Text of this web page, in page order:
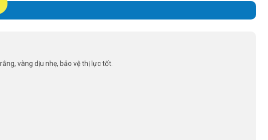
vàng dịu nhẹ, bảo vệ thị lực tốt.